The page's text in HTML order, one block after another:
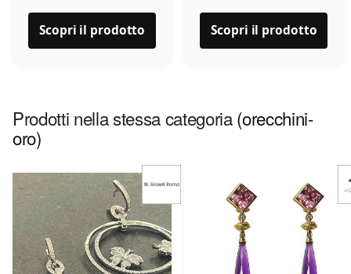
Scopri il prodotto Scopri il prodotto
Prodotti nella stessa categoria(orecchini-
oro)